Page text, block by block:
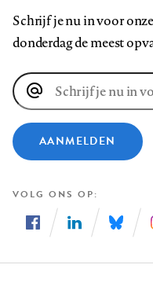
Schrijf je nu in voor
donderdag de meest
E-
mailadres
AANMELDEN
VOLG ONS OP
ons
ons
ons